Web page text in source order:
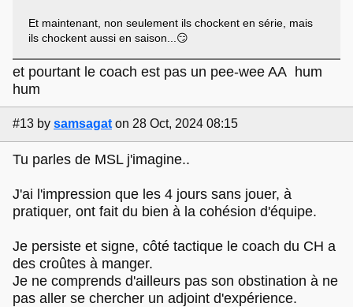
Et maintenant, non seulement ils chockent en série, mais
ils chockent aussi en saison...😏
et pourtant le coach est pas un pee-wee AA hum
hum
#13 by samsagat on 28 Oct, 2024 08:15
Tu parles de MSL j'imagine..
J'ai l'impression que les 4 jours sans jouer, à
pratiquer, ont fait du bien à la cohésion d'équipe.
Je persiste et signe, côté tactique le coach du CH a
des croûtes à manger.
Je ne comprends d'ailleurs pas son obstination à ne
pas aller se chercher un adjoint d'expérience.